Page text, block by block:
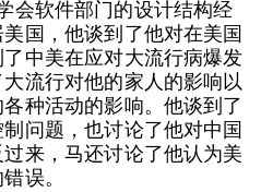
会软件部门的设计结构经
国，他谈到了他对在美国
中美在应对大流行病爆发
流行对他的家人的影响以
种活动的影响。他谈到了
问题，也讨论了他对中国
来，马还讨论了他认为美
误。